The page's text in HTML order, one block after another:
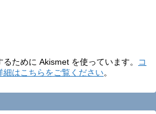
ために Akismet を使っています。
コ
細はこちらをご覧ください。